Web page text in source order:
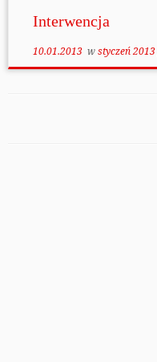
Interwencja
10.01.2013wstyczeń 2013